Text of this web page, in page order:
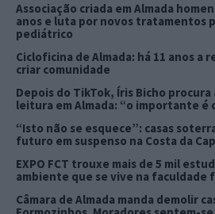
Associação criada em Almada
anos e luta por novos tratamentos
pediátrico
Cicloficina de Almada: há 11 anos a
criar comunidade
Depois do TikTok, Íris Bicho
leitura em Almada: “o importante é
“Isto não se esquece”: casas
futuro em suspenso na Costa da
EXPO FCT trouxe mais de 5 mil
ambiente que se vive na faculdade
Câmara de Almada manda demolir